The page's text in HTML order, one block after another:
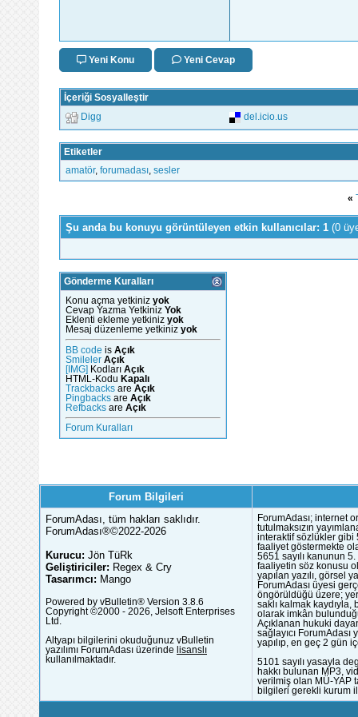
Yeni Konu Yeni Cevap
İçeriği Sosyalleştir
Digg del.icio.us
Etiketler
amatör, forumadası sesler
«
Şu anda bu konuyu görüntüleyen etkin kullanıcılar: 1 (0
Gönderme Kuralları
Konu açma yetkiniz yok
Cevap Yazma Yetkiniz Yok
Eklenti ekleme yetkiniz yok
Mesaj düzenleme yetkiniz yok
BB code is Açık
Smileler Açık
[IMG] Kodları Açık
HTML-Kodu Kapalı
Trackbacks are Açık
Pingbacks are Açık
Refbacks are Açık
Forum Kuralları
Forum Bilgileri
ForumAdası, tüm hakları saklıdır.
ForumAdası®©2022-2026
Kurucu: Jön TüRk
Geliştiriciler: Regex & Cry
Tasarımcı: Mango
Powered by vBulletin® Version 3.8.6
Copyright ©2000 - 2026, Jelsoft Enterprises
Ltd.
Altyapı bilgilerini okuduğunuz vBulletin
yazılımı ForumAdası üzerinde lisanslı
kullanılmaktadır.
ForumAdası; internet
tutulmaksızın
interaktif sözlükler gibi
faaliyet göstermekte
5651 sayılı kanunun
faaliyetin söz konusu
yapılan yazılı, görsel
ForumAdası üyesi
öngörüldüğü üzere;
saklı kalmak
olarak imkân
Açıklanan hukuki
sağlayıcı
yapılıp, en geç 2 gün
5101 sayılı yasayla
hakkı bulunan MP3,
verilmiş olan MÜ-YAP
bilgileri gerekli kurum